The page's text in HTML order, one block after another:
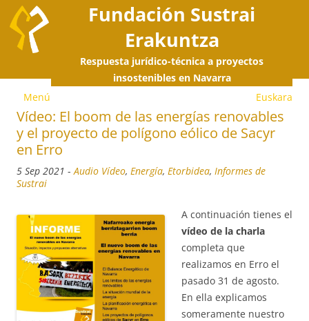
Fundación Sustrai
Erakuntza
Respuesta jurídico-técnica a proyectos
insostenibles en Navarra
Euskara
Menú
Vídeo: El boom de las energías renovables
y el proyecto de polígono eólico de Sacyr
en Erro
5 Sep 2021 -Audio Vídeo, Energía, Etorbidea, Informes de
Sustrai
A continuación tienes el
vídeo de la charla
completa que
realizamos en Erro el
pasado 31 de agosto.
En ella explicamos
someramente nuestro